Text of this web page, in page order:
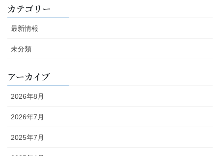
カテゴリー
最新情報
未分類
アーカイブ
2026年8月
2026年7月
2025年7月